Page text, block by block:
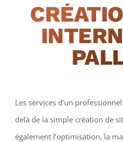
Les services d’un
delà de la simple création de
également l’optimisation, la